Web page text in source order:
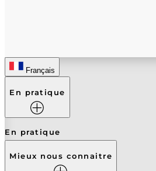
Français
En pratique
En pratique
Mieux nous connaitre